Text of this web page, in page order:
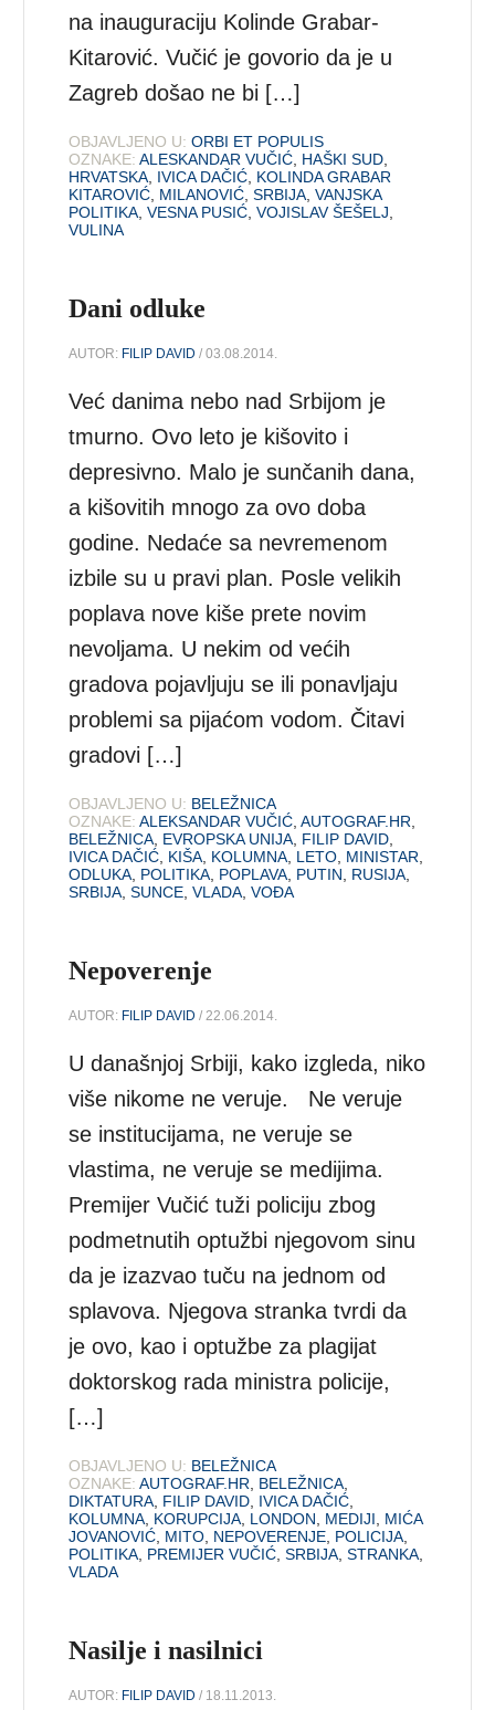
na inauguraciju Kolinde Grabar-
Kitarović. Vučić je govorio da je u
Zagreb došao ne bi […]
OBJAVLJENO U: ORBI ET POPULIS
OZNAKE: ALESKANDAR VUČIĆ HAŠKI SUD
HRVATSKA IVICA DAČIĆ KOLINDA GRABAR
KITAROVIĆ MILANOVIĆ ,SRBIJA ,VANJSKA
POLITIKA ,VESNA PUSIĆ ,VOJISLAV ŠEŠELJ
VULINA
Dani odluke
AUTOR: FILIP DAVID / 03.08.2014.
Već danima nebo nad Srbijom je
tmurno. Ovo leto je kišovito i
depresivno. Malo je sunčanih dana,
a kišovitih mnogo za ovo doba
godine. Nedaće sa nevremenom
izbile su u pravi plan. Posle velikih
poplava nove kiše prete novim
nevoljama. U nekim od većih
gradova pojavljuju se ili ponavljaju
problemi sa pijaćom vodom. Čitavi
gradovi […]
OBJAVLJENO U: BELEŽNICA
OZNAKE: ALEKSANDAR VUČIĆ ,AUTOGRAF.HR
BELEŽNICA EVROPSKA UNIJA FILIP DAVID
IVICA DAČIĆ KIŠA KOLUMNA LETO MINISTAR
ODLUKA POLITIKA POPLAVA PUTIN RUSIJA
SRBIJA ,SUNCE ,VLADA ,VOĐA
Nepoverenje
AUTOR: FILIP DAVID / 22.06.2014.
U današnjoj Srbiji, kako izgleda, niko
više nikome ne veruje. Ne veruje
se institucijama, ne veruje se
vlastima, ne veruje se medijima.
Premijer Vučić tuži policiju zbog
podmetnutih optužbi njegovom sinu
da je izazvao tuču na jednom od
splavova. Njegova stranka tvrdi da
je ovo, kao i optužbe za plagijat
doktorskog rada ministra policije,
[…]
OBJAVLJENO U: BELEŽNICA
OZNAKE: AUTOGRAF.HR BELEŽNICA
DIKTATURA FILIP DAVID IVICA DAČIĆ
KOLUMNA KORUPCIJA LONDON MEDIJI
MIĆA
JOVANOVIĆ MITO NEPOVERENJE POLICIJA
POLITIKA PREMIJER VUČIĆ ,SRBIJA ,STRANKA
VLADA
Nasilje i nasilnici
AUTOR: FILIP DAVID / 18.11.2013.